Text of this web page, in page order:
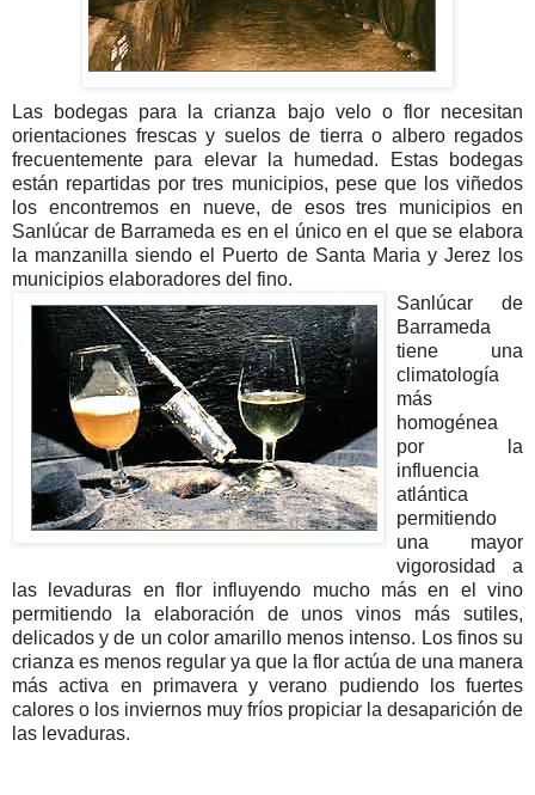
Las bodegas para la crianza bajo velo o flor necesitan
orientaciones frescas y suelos de tierra o albero regados
frecuentemente para elevar la humedad. Estas bodegas
están repartidas por tres municipios, pese que los viñedos
los encontremos en nueve, de esos tres municipios en
Sanlúcar de Barrameda es en el único en el que se elabora
la manzanilla siendo el Puerto de Santa Maria y Jerez los
municipios elaboradores del fino.
Sanlúcar de
Barrameda
tiene una
climatología
más
homogénea
por la
influencia
atlántica
permitiendo
una mayor
vigorosidad a
las levaduras en flor influyendo mucho más en el vino
permitiendo la elaboración de unos vinos más sutiles,
delicados y de un color amarillo menos intenso. Los finos su
crianza es menos regular ya que la flor actúa de una manera
más activa en primavera y verano pudiendo los fuertes
calores o los inviernos muy fríos propiciar la desaparición de
las levaduras.